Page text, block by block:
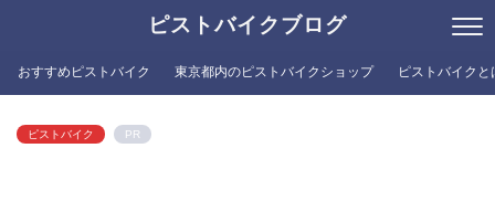
ピストバイクブログ
おすすめピストバイク 東京都内のピストバイクショップ ピストバイクと
ピストバイク PR